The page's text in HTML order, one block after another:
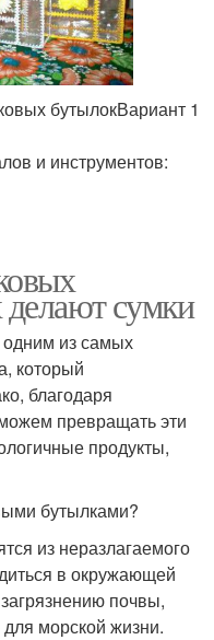
бутылокВариант 1
и инструментов:
сумки
из самых
который
благодаря
превращать эти
продукты,
бутылками?
из неразлагаемого
в окружающей
почвы,
для морской жизни.